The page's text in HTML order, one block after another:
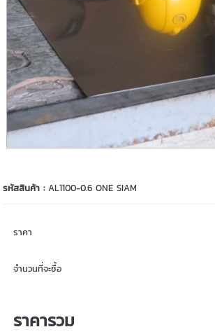
รหัสสินค้า :AL1100-0.6 ONE SIAM
ราคา
จำนวนที่จะซื้อ
ราคารวม